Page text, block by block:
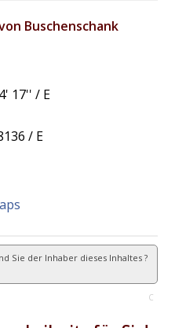
Buschenschank
17'' / E
/ E
Sie der Inhaber dieses Inhaltes ?
C